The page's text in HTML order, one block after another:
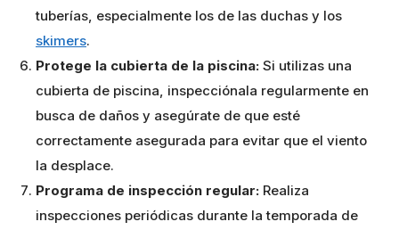
tuberías, especialmente los de las duchas y los
skimers.
Protege la cubierta de la piscina: Si utilizas una
cubierta de piscina, inspecciónala regularmente en
busca de daños y asegúrate de que esté
correctamente asegurada para evitar que el viento
la desplace.
Programa de inspección regular: Realiza
inspecciones periódicas durante la temporada de